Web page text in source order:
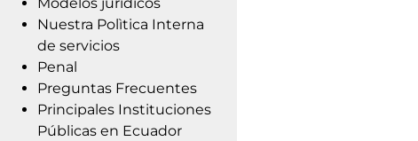
Modelos jurídicos
Nuestra Polìtica Interna
de servicios
Penal
Preguntas Frecuentes
Principales Instituciones
Públicas en Ecuador